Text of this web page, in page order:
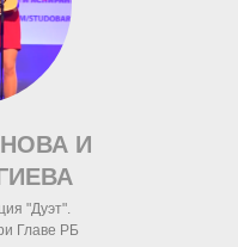
И
"Дуэт".
Главе РБ